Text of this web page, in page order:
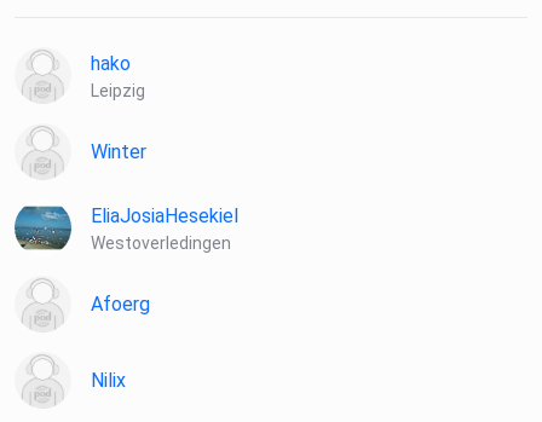
hako
Leipzig
Winter
EliaJosiaHesekiel
Westoverledingen
Afoerg
Nilix